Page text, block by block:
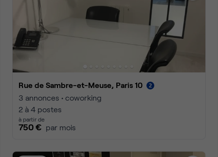
Rue de Sambre-et-Meuse, Paris 10
3 annonces • coworking
2 à 4 postes
à partir de
750 € par mois